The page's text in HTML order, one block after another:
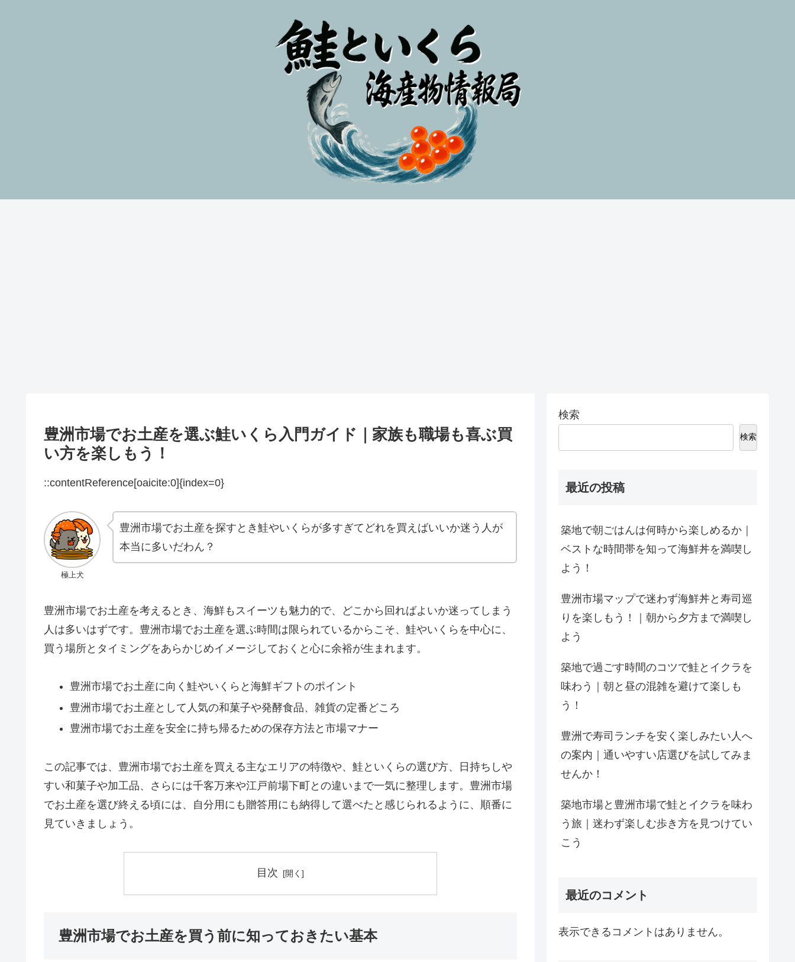
豊洲市場でお土産を選ぶ鮭いくら入門ガイド｜家族も職場も喜ぶ買
い方を楽しもう！
::contentReference[oaicite:0]{index=0}
極上犬
豊洲市場でお土産を探すとき鮭やいくらが多すぎてどれを買えばいいか迷う人が
本当に多いだわん？
豊洲市場でお土産を考えるとき、海鮮もスイーツも魅力的で、どこから回ればよいか迷ってしまう
人は多いはずです。豊洲市場でお土産を選ぶ時間は限られているからこそ、鮭やいくらを中心に、
買う場所とタイミングをあらかじめイメージしておくと心に余裕が生まれます。
豊洲市場でお土産に向く鮭やいくらと海鮮ギフトのポイント
豊洲市場でお土産として人気の和菓子や発酵食品、雑貨の定番どころ
豊洲市場でお土産を安全に持ち帰るための保存方法と市場マナー
この記事では、豊洲市場でお土産を買える主なエリアの特徴や、鮭といくらの選び方、日持ちしや
すい和菓子や加工品、さらには千客万来や江戸前場下町との違いまで一気に整理します。豊洲市場
でお土産を選び終える頃には、自分用にも贈答用にも納得して選べたと感じられるように、順番に
見ていきましょう。
目次
豊洲市場でお土産を買う前に知っておきたい基本
検索
検索
最近の投稿
築地で朝ごはんは何時から楽しめるか｜
ベストな時間帯を知って海鮮丼を満喫し
よう！
豊洲市場マップで迷わず海鮮丼と寿司巡
りを楽しもう！｜朝から夕方まで満喫し
よう
築地で過ごす時間のコツで鮭とイクラを
味わう｜朝と昼の混雑を避けて楽しも
う！
豊洲で寿司ランチを安く楽しみたい人へ
の案内｜通いやすい店選びを試してみま
せんか！
築地市場と豊洲市場で鮭とイクラを味わ
う旅｜迷わず楽しむ歩き方を見つけてい
こう
最近のコメント
表示できるコメントはありません。